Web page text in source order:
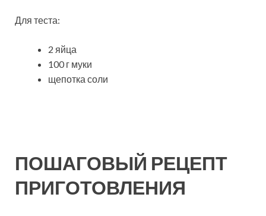
Для теста:
2 яйца
100 г муки
щепотка соли
ПОШАГОВЫЙ РЕЦЕПТ
ПРИГОТОВЛЕНИЯ